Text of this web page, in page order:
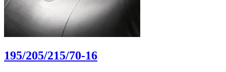
195/205/215/70-16